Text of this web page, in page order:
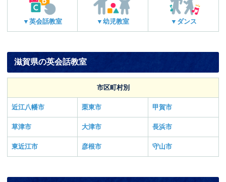
▼英会話教室 ▼幼児教室 ▼ダンス
滋賀県の英会話教室
市区町村別
近江八幡市 栗東市 甲賀市
草津市 大津市 長浜市
東近江市 彦根市 守山市